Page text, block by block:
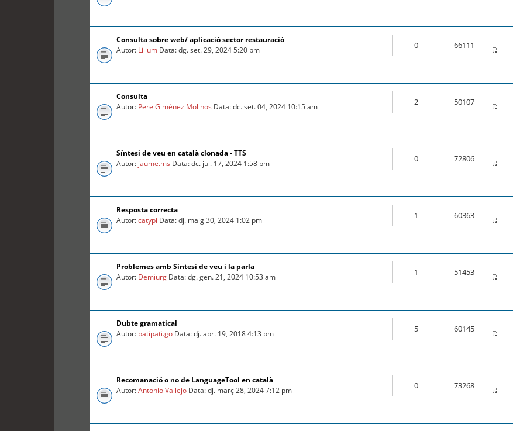
Consulta sobre web/ aplicació sector restauració
Autor: Lilium Data: dg. set. 29, 2024 5:20 pm 0 66111
Consulta
Autor: Pere Giménez Molinos Data: dc. set. 04, 2024 10:15 am 2 50107
Síntesi de veu en català clonada - TTS
Autor: jaume.ms Data: dc. jul. 17, 2024 1:58 pm 0 72806
Resposta correcta
Autor:catypi Data: dj. maig 30, 2024 1:02 pm 1 60363
Problemes amb Síntesi de veu i la parla
Autor: Demiurg Data: dg. gen. 21, 2024 10:53 am 1 51453
Dubte gramatical
Autor: patipati.go Data: dj. abr. 19, 2018 4:13 pm 5 60145
Recomanació o no de LanguageTool en català
Autor:Antonio Vallejo Data: dj. març 28, 2024 7:12 pm 0 73268